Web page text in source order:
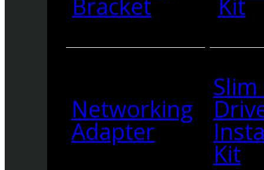
Networking
Adapter
Kit